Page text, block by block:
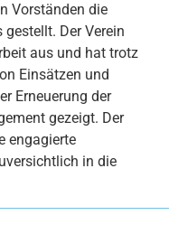
Vorständen die
Der Verein
aus und hat trotz
Einsätzen und
Erneuerung der
gezeigt. Der
engagierte
in die